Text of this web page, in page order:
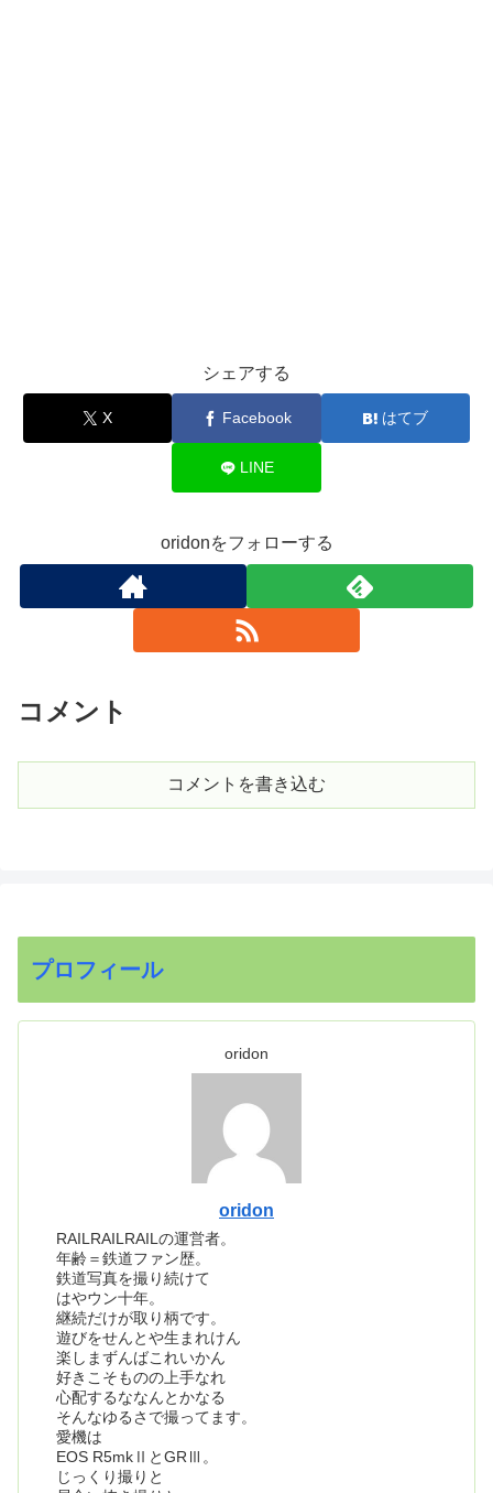
シェアする
X Facebook はてブ
LINE
oridonをフォローする
コメント
コメントを書き込む
プロフィール
oridon
oridon
RAILRAILRAILの運営者。
年齢＝鉄道ファン歴。
鉄道写真を撮り続けて
はやウン十年。
継続だけが取り柄です。
遊びをせんとや生まれけん
楽しまずんばこれいかん
好きこそものの上手なれ
心配するななんとかなる
そんなゆるさで撮ってます。
愛機は
EOS R5mkⅡとGRⅢ。
じっくり撮りと